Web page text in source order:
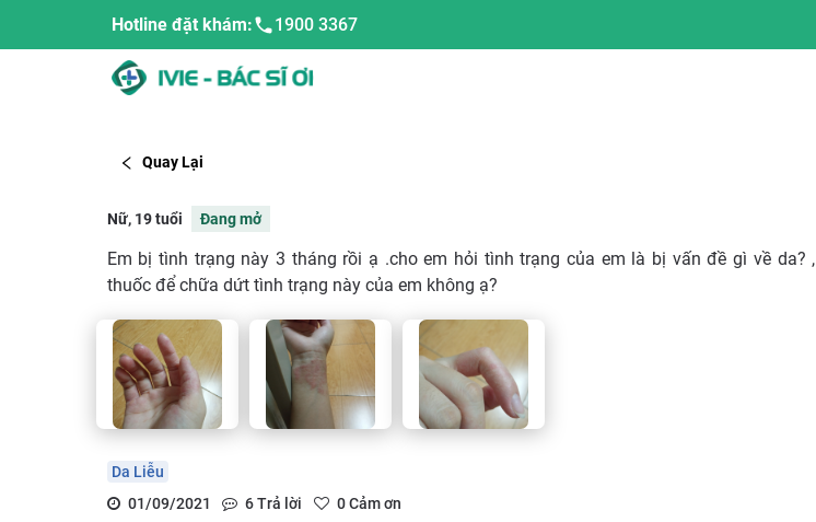
Hotline đặt khám: 1900 3367
Quay Lại
Nữ, 19 tuổi Đang mở
Em bị tình trạng này 3 tháng rồi ạ .cho em hỏi tình trạng của em là bị vấn đề gì về da? ,
thuốc để chữa dứt tình trạng này của em không ạ?
Da Liễu
01/09/2021
6Trả lời 0Cảm ơn